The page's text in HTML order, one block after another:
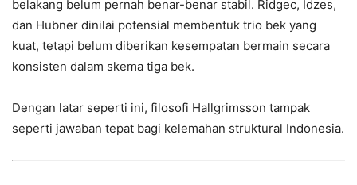
belakang belum pernah benar-benar stabil. Ridgec, Idzes,
dan Hubner dinilai potensial membentuk trio bek yang
kuat, tetapi belum diberikan kesempatan bermain secara
konsisten dalam skema tiga bek.
Dengan latar seperti ini, filosofi Hallgrimsson tampak
seperti jawaban tepat bagi kelemahan struktural Indonesia.